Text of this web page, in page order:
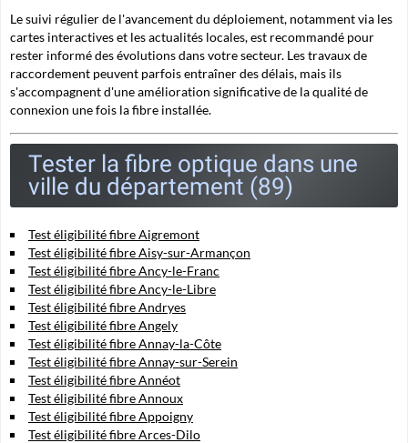
Le suivi régulier de l'avancement du déploiement, notamment via les
cartes interactives et les actualités locales, est recommandé pour
rester informé des évolutions dans votre secteur. Les travaux de
raccordement peuvent parfois entraîner des délais, mais ils
s'accompagnent d'une amélioration significative de la qualité de
connexion une fois la fibre installée.
Tester la fibre optique dans une
ville du département (89)
Test éligibilité fibre Aigremont
Test éligibilité fibre Aisy-sur-Armançon
Test éligibilité fibre Ancy-le-Franc
Test éligibilité fibre Ancy-le-Libre
Test éligibilité fibre Andryes
Test éligibilité fibre Angely
Test éligibilité fibre Annay-la-Côte
Test éligibilité fibre Annay-sur-Serein
Test éligibilité fibre Annéot
Test éligibilité fibre Annoux
Test éligibilité fibre Appoigny
Test éligibilité fibre Arces-Dilo